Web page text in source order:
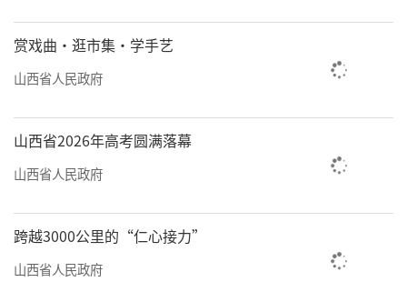
赏戏曲·逛市集·学手艺
山西省人民政府
山西省2026年高考圆满落幕
山西省人民政府
跨越3000公里的“仁心接力”
山西省人民政府